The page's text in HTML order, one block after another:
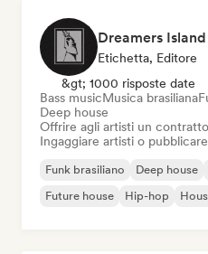
Dreamers
Etichetta, Editore
&gt; 1000 risposte date
Bass musicMusica brasiliana
Deep house
Offrire agli artisti un
Ingaggiare artisti o
Funk brasiliano Deep house
Future house
Hip-hop